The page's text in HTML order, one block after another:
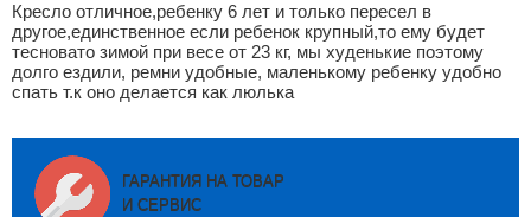
Кресло отличное,ребенку 6 лет и только пересел в
другое,единственное если ребенок крупный,то ему будет
тесновато зимой при весе от 23 кг, мы худенькие поэтому
долго ездили, ремни удобные, маленькому ребенку удобно
спать т.к оно делается как люлька
ГАРАНТИЯ НА ТОВАР
И СЕРВИС